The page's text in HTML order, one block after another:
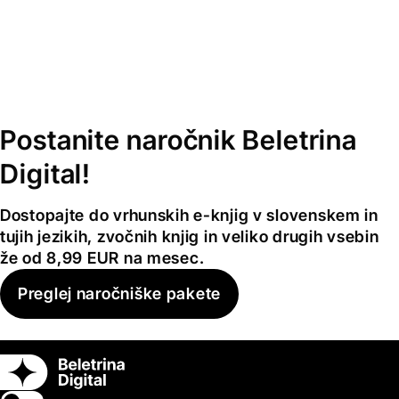
Postanite naročnik Beletrina
Digital!
Dostopajte do vrhunskih e-knjig v slovenskem in
tujih jezikih, zvočnih knjig in veliko drugih vsebin
že od 8,99 EUR na mesec.
Preglej naročniške pakete